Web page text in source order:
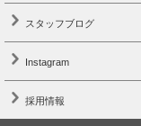
スタッフブログ
Instagram
採用情報